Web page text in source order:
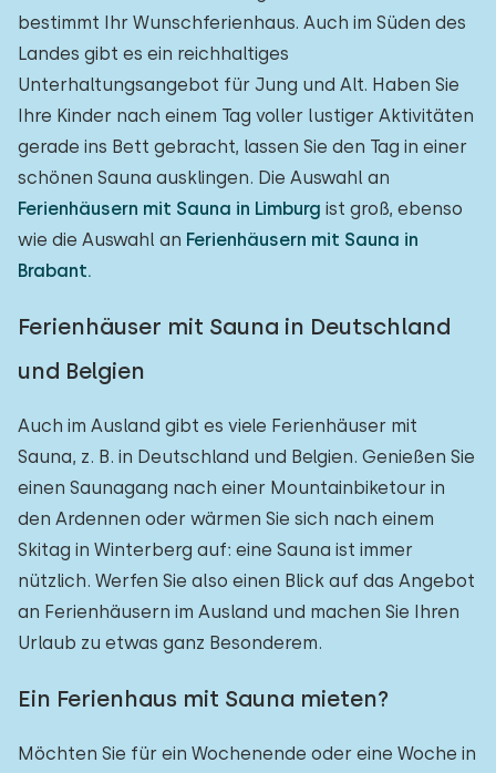
bestimmt Ihr Wunschferienhaus. Auch im Süden des
Landes gibt es ein reichhaltiges
Unterhaltungsangebot für Jung und Alt. Haben Sie
Ihre Kinder nach einem Tag voller lustiger Aktivitäten
gerade ins Bett gebracht, lassen Sie den Tag in einer
schönen Sauna ausklingen. Die Auswahl an
Ferienhäusern mit Sauna in Limburg ist groß, ebenso
wie die Auswahl an Ferienhäusern mit Sauna in
Brabant.
Ferienhäuser mit Sauna in Deutschland
und Belgien
Auch im Ausland gibt es viele Ferienhäuser mit
Sauna, z. B. in Deutschland und Belgien. Genießen Sie
einen Saunagang nach einer Mountainbiketour in
den Ardennen oder wärmen Sie sich nach einem
Skitag in Winterberg auf: eine Sauna ist immer
nützlich. Werfen Sie also einen Blick auf das Angebot
an Ferienhäusern im Ausland und machen Sie Ihren
Urlaub zu etwas ganz Besonderem.
Ein Ferienhaus mit Sauna mieten?
Möchten Sie für ein Wochenende oder eine Woche in